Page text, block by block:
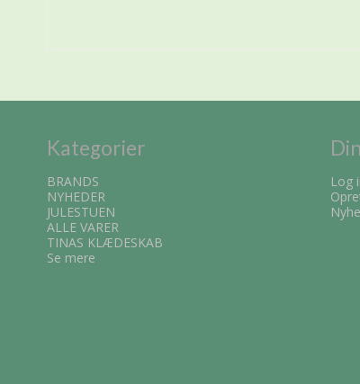
Kategorier
BRANDS
NYHEDER
JULESTUEN
ALLE VARER
TINAS KLÆDESKAB
Se mere
Log